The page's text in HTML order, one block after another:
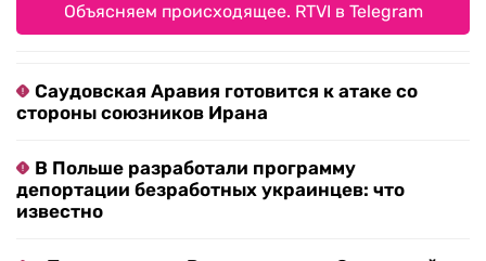
Объясняем происходящее. RTVI в Telegram
Саудовская Аравия готовится к атаке со
стороны союзников Ирана
В Польше разработали программу
депортации безработных украинцев: что
известно